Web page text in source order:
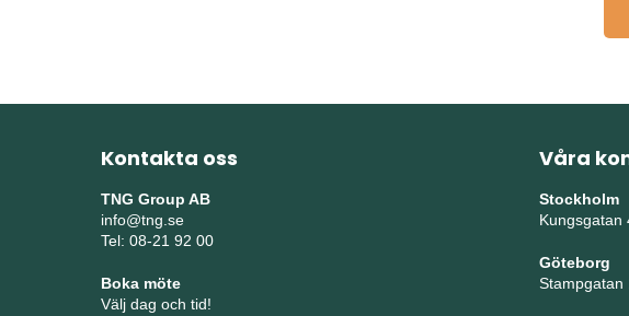
Kontakta oss
TNG Group AB
info@tng.se
Tel: 08-21 92 00
Boka möte
Välj dag och tid!
Våra
Stockholm
Kungsgatan
Göteborg
Stampgatan